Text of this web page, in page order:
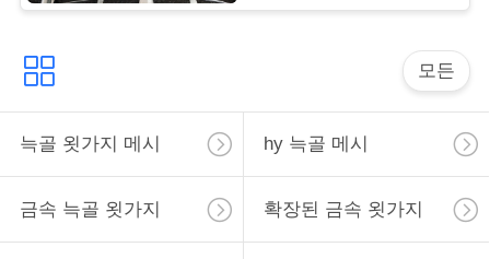
사
이
트
맵
PRIVACY
모든
늑골 욋가지 메시 hy 늑골 메시
금속 늑골 욋가지 확장된 금속 욋가지